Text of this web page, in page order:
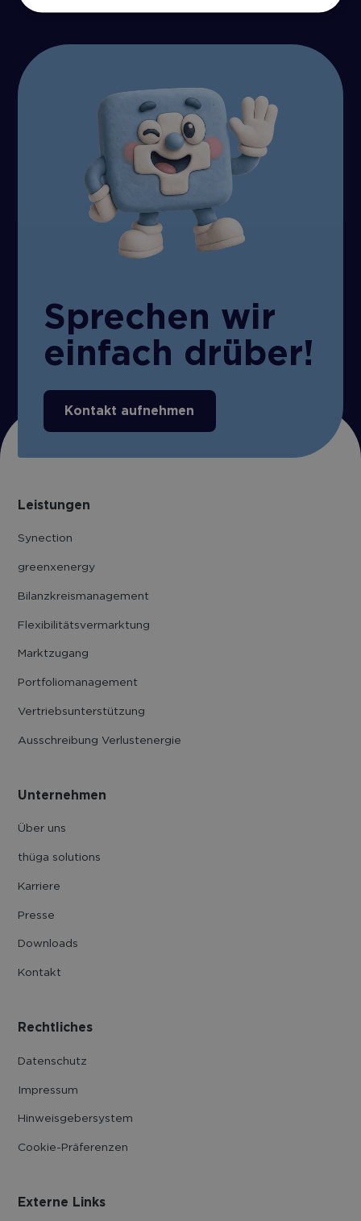
Sprechen wir
einfach drüber!
Kontakt aufnehmen
Leistungen
Synection
greenxenergy
Bilanzkreis­management
Flexibilitäts­vermarktung
Marktzugang
Portfolio­management
Vertriebs­unter­stützung
Ausschreibung Verlustenergie
Unternehmen
Über uns
thüga solutions
Karriere
Presse
Downloads
Kontakt
Rechtliches
Datenschutz
Impressum
Hinweisgebersystem
Cookie-Präferenzen
Externe Links